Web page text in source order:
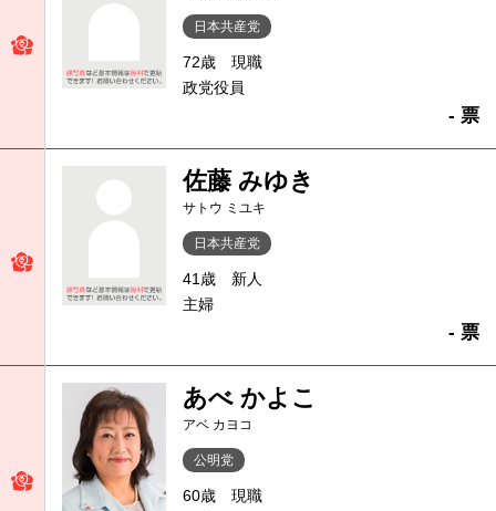
日本共産党
72歳
現職
政党役員
- 票
佐藤 みゆき
サトウ ミユキ
日本共産党
41歳
新人
主婦
- 票
あべ かよこ
アベ カヨコ
公明党
60歳
現職